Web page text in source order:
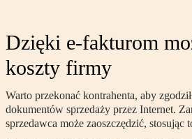
Dzięki e-fakturom
koszty firmy
Warto przekonać kontrahenta, aby
dokumentów sprzedaży przez Internet.
sprzedawca może zaoszczędzić, stosując